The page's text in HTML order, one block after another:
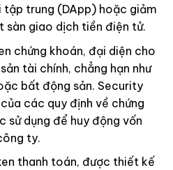
tập trung (DApp) hoặc giảm
sàn giao dịch tiền điện tử.
chứng khoán, đại diện cho
tài chính, chẳng hạn như
bất động sản. Security
các quy định về chứng
sử dụng để huy động vốn
ty.
thanh toán, được thiết kế